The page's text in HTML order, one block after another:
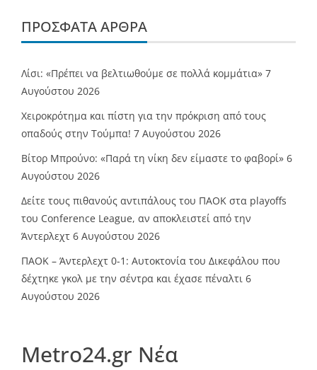
ΠΡΌΣΦΑΤΑ ΆΡΘΡΑ
Λίσι: «Πρέπει να βελτιωθούμε σε πολλά κομμάτια» 7
Αυγούστου 2026
Χειροκρότημα και πίστη για την πρόκριση από τους
οπαδούς στην Τούμπα! 7 Αυγούστου 2026
Βίτορ Μπρούνο: «Παρά τη νίκη δεν είμαστε το φαβορί» 6
Αυγούστου 2026
Δείτε τους πιθανούς αντιπάλους του ΠΑΟΚ στα playoffs
του Conference League, αν αποκλειστεί από την
Άντερλεχτ 6 Αυγούστου 2026
ΠΑΟΚ – Άντερλεχτ 0-1: Αυτοκτονία του Δικεφάλου που
δέχτηκε γκολ με την σέντρα και έχασε πέναλτι 6
Αυγούστου 2026
Metro24.gr Νέα